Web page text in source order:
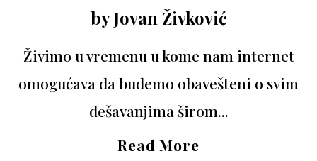
byJovan Živković
Živimo u vremenu u kome nam internet
omogućava da budemo obavešteni o svim
dešavanjima širom...
Read More